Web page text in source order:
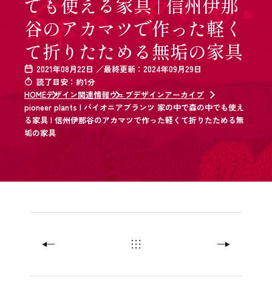
谷のアカマツで作った軽く
て折りたためる無垢の家具
2021年08月22日 ／最終更新：2024年09月29日
読了目安：約1分
HOMEデザイン関連情報ウェブデザインアーカイブ
pioneer plants | パイオニアプランツ 家の中で森の中でも使え
る家具 | 信州伊那谷のアカマツで作った軽くて折りたためる無
垢の家具